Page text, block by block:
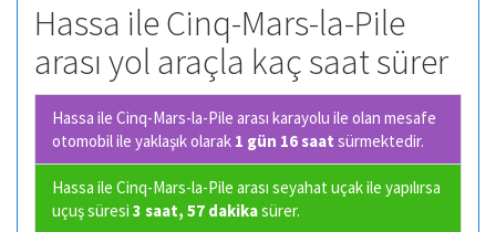
Hassa ile Cinq-Mars-la-Pile
arası yol araçla kaç saat sürer
Hassa ile Cinq-Mars-la-Pile arası karayolu ile olan mesafe
otomobil ile yaklaşık olarak 1 gün 16 saat sürmektedir.
Hassa ile Cinq-Mars-la-Pile arası seyahat uçak ile yapılırsa
uçuş süresi 3 saat, 57 dakikasürer.